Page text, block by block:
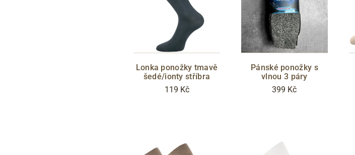
Lonka ponožky tmavě
šedé/ionty stříbra
119 Kč
Pánské ponožky s
vlnou 3 páry
399 Kč